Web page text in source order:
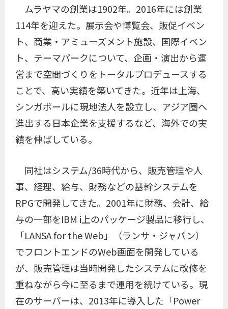
ムラヤマの創業は1902年。2016年には創業
114年を迎えた。展示会や博覧会、販促イベン
ト、商業・アミューズメント施設、国際イベン
ト、テーマパークについて、企画・演出から運
営まで空間づくりをトータルプロデュースする
ことで、高い実績を築いてきた。近年は上海、
シンガポールに現地法人を設立し、アジア圏へ
進出する日本企業を支援するなど、海外での実
績を伸ばしている。
同社はシステム/36時代から、販売管理や人
事、経理、給与、財務などの基幹システムを
RPGで開発してきた。2001年に財務、会計、給
与の一部をIBM i上のパッケージ製品に移行し、
「LANSA for the Web」（ランサ・ジャパン）
でフロントエンドのWeb画面を開発している
が、販売管理は当時開発したシステムに改修を
重ねながら今に至るまで運用を続けている。現
在のサーバーは、2013年に導入した「Power